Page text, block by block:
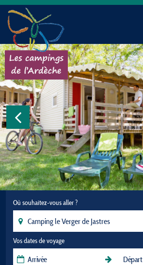
Où souhaitez-vous aller ?
Vos dates de voyage